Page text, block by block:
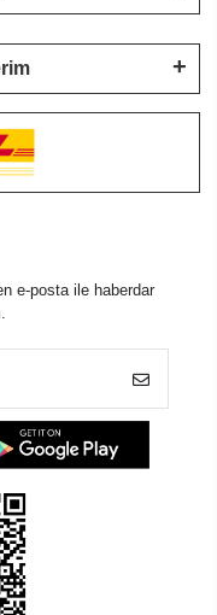
e-posta ile haberdar